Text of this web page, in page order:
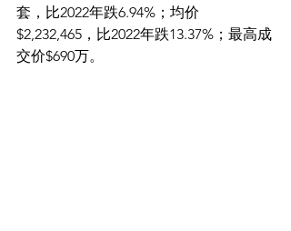
套，比2022年跌6.94%；均价
$2,232,465，比2022年跌13.37%；最高成
交价$690万。